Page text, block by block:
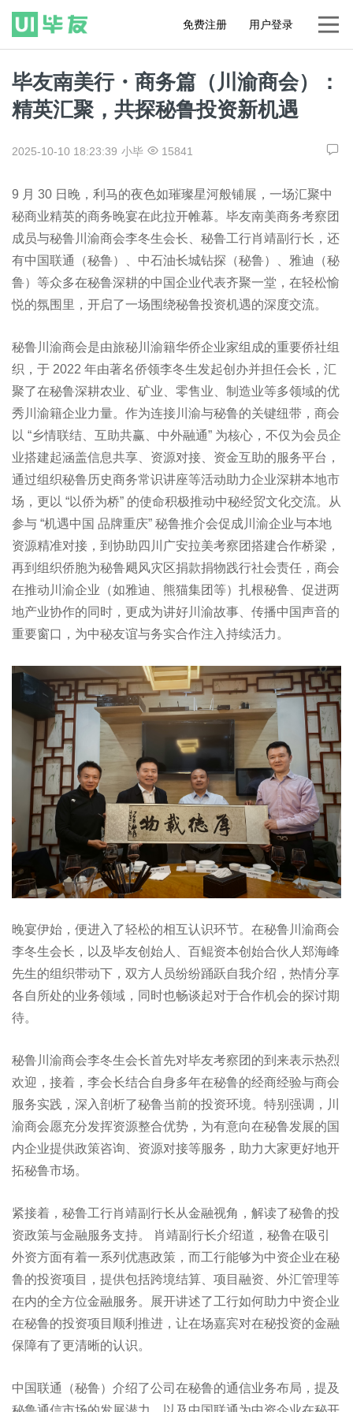
免费注册 用户登录
毕友南美行・商务篇（川渝商会）：
精英汇聚，共探秘鲁投资新机遇
2025-10-10 18:23:39 小毕 15841
9 月 30 日晚，利马的夜色如璀璨星河般铺展，一场汇聚中
秘商业精英的商务晚宴在此拉开帷幕。毕友南美商务考察团
成员与秘鲁川渝商会李冬生会长、秘鲁工行肖靖副行长，还
有中国联通（秘鲁）、中石油长城钻探（秘鲁）、雅迪（秘
鲁）等众多在秘鲁深耕的中国企业代表齐聚一堂，在轻松愉
悦的氛围里，开启了一场围绕秘鲁投资机遇的深度交流。
秘鲁川渝商会是由旅秘川渝籍华侨企业家组成的重要侨社组
织，于 2022 年由著名侨领李冬生发起创办并担任会长，汇
聚了在秘鲁深耕农业、矿业、零售业、制造业等多领域的优
秀川渝籍企业力量。作为连接川渝与秘鲁的关键纽带，商会
以 “乡情联结、互助共赢、中外融通” 为核心，不仅为会员企
业搭建起涵盖信息共享、资源对接、资金互助的服务平台，
通过组织秘鲁历史商务常识讲座等活动助力企业深耕本地市
场，更以 “以侨为桥” 的使命积极推动中秘经贸文化交流。从
参与 “机遇中国 品牌重庆” 秘鲁推介会促成川渝企业与本地
资源精准对接，到协助四川广安拉美考察团搭建合作桥梁，
再到组织侨胞为秘鲁飓风灾区捐款捐物践行社会责任，商会
在推动川渝企业（如雅迪、熊猫集团等）扎根秘鲁、促进两
地产业协作的同时，更成为讲好川渝故事、传播中国声音的
重要窗口，为中秘友谊与务实合作注入持续活力。
晚宴伊始，便进入了轻松的相互认识环节。在秘鲁川渝商会
李冬生会长，以及毕友创始人、百鲲资本创始合伙人郑海峰
先生的组织带动下，双方人员纷纷踊跃自我介绍，热情分享
各自所处的业务领域，同时也畅谈起对于合作机会的探讨期
待。
秘鲁川渝商会李冬生会长首先对毕友考察团的到来表示热烈
欢迎，接着，李会长结合自身多年在秘鲁的经商经验与商会
服务实践，深入剖析了秘鲁当前的投资环境。特别强调，川
渝商会愿充分发挥资源整合优势，为有意向在秘鲁发展的国
内企业提供政策咨询、资源对接等服务，助力大家更好地开
拓秘鲁市场。
紧接着，秘鲁工行肖靖副行长从金融视角，解读了秘鲁的投
资政策与金融服务支持。 肖靖副行长介绍道，秘鲁在吸引
外资方面有着一系列优惠政策，而工行能够为中资企业在秘
鲁的投资项目，提供包括跨境结算、项目融资、外汇管理等
在内的全方位金融服务。展开讲述了工行如何助力中资企业
在秘鲁的投资项目顺利推进，让在场嘉宾对在秘投资的金融
保障有了更清晰的认识。
中国联通（秘鲁）介绍了公司在秘鲁的通信业务布局，提及